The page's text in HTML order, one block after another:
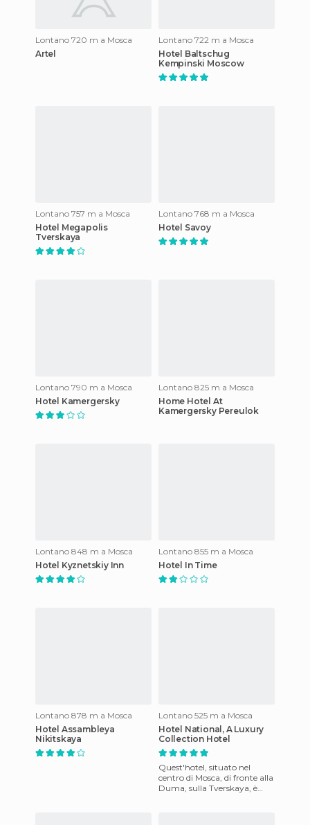
Lontano 720 m a Mosca
Artel
Lontano 722 m a Mosca
Hotel Baltschug
Kempinski Moscow
Lontano 757 m a Mosca
Hotel Megapolis
Tverskaya
Lontano 768 m a Mosca
Hotel Savoy
Lontano 790 m a Mosca
Hotel Kamergersky
Lontano 825 m a Mosca
Home Hotel At
Kamergersky Pereulok
Lontano 848 m a Mosca
Hotel Kyznetskiy Inn
Lontano 855 m a Mosca
Hotel In Time
Lontano 878 m a Mosca
Hotel Assambleya
Nikitskaya
Lontano 525 m a Mosca
Hotel National, A Luxury
Collection Hotel
Quest'hotel, situato nel
centro di Mosca, di fronte alla
Duma, sulla Tverskaya, è